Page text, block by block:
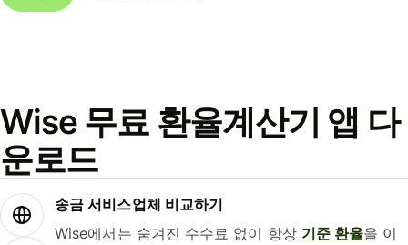
Wise 무료 환율계산기 앱 다
운로드
송금 서비스업체 비교하기
Wise에서는 숨겨진 수수료 없이 항상 기준 환율을 이